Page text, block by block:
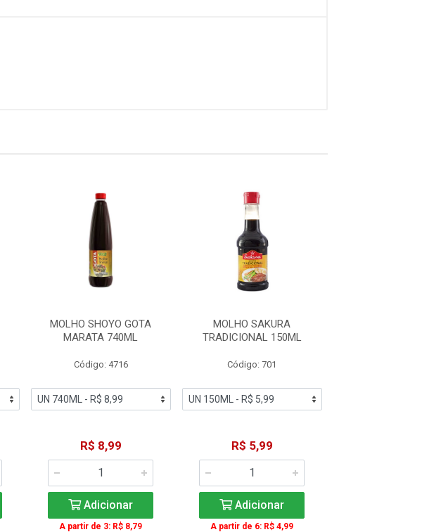
MOLHO SHOYO GOTA
MARATA 740ML
Código: 4716
R$ 8,99
Adicionar
A partir de 3: R$ 8,79
MOLHO SAKURA
TRADICIONAL 150ML
Código: 701
R$ 5,99
Adicionar
A partir de 6: R$ 4,99